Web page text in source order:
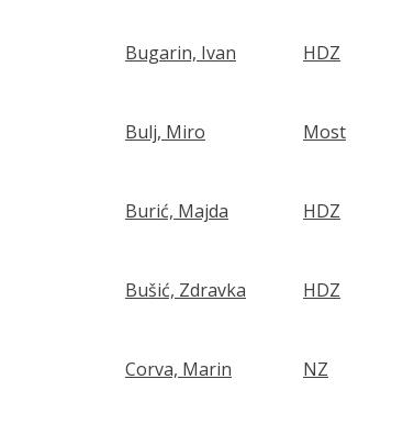
Bugarin, Ivan HDZ
Bulj, Miro Most
Burić, Majda HDZ
Bušić, Zdravka HDZ
Corva, Marin NZ